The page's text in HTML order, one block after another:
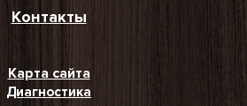
Контакты
Карта сайта
Диагностика